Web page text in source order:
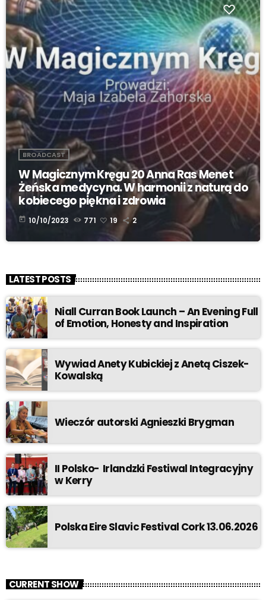
BROADCAST
W Magicznym Kręgu 20 Anna Ras Menet
Żeńska medycyna. W harmonii z naturą do
kobiecego piękna i zdrowia
today 10/10/2023 771 19 2
LATEST POSTS
Niall Curran Book Launch – An Evening Full
of Emotion, Honesty and Inspiration
Wywiad Anety Kubickiej z Anetą Ciszek-
Kowalską
Wieczór autorski Agnieszki Brygman
II Polsko- Irlandzki Festiwal Integracyjny
w Kerry
Polska Eire Slavic Festival Cork 13.06.2026
CURRENT SHOW